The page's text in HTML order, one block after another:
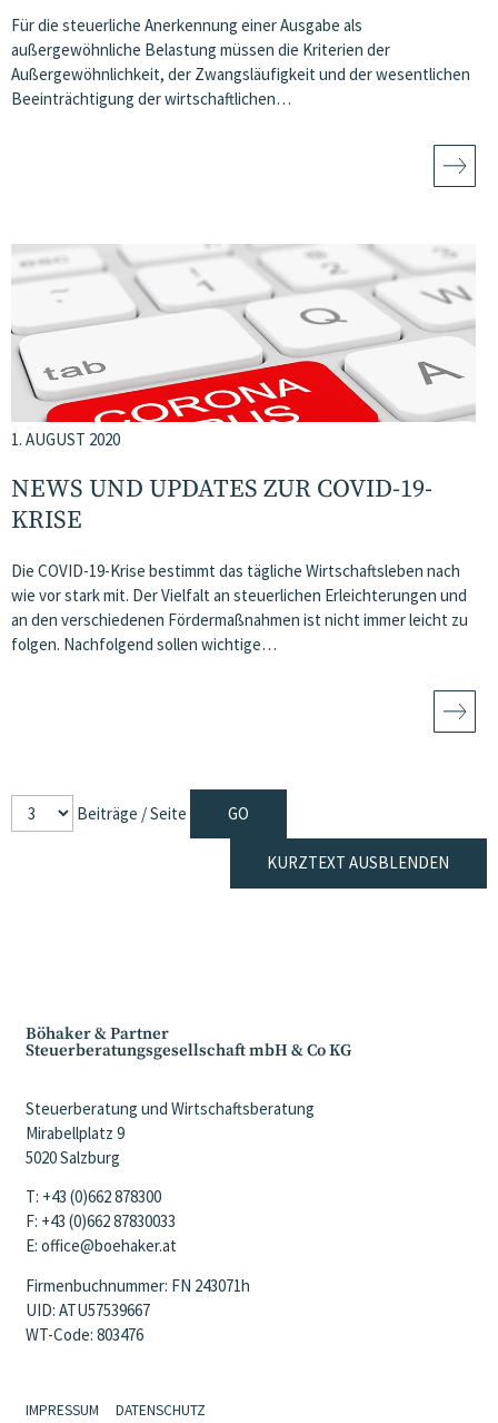
Für die steuerliche Anerkennung einer Ausgabe als
außergewöhnliche Belastung müssen die Kriterien der
Außergewöhnlichkeit, der Zwangsläufigkeit und der wesentlichen
Beeinträchtigung der wirtschaftlichen…
1. AUGUST 2020
NEWS UND UPDATES ZUR COVID-19-
KRISE
Die COVID-19-Krise bestimmt das tägliche Wirtschaftsleben nach
wie vor stark mit. Der Vielfalt an steuerlichen Erleichterungen und
an den verschiedenen Fördermaßnahmen ist nicht immer leicht zu
folgen. Nachfolgend sollen wichtige…
Beiträge / Seite
KURZTEXT AUSBLENDEN
Böhaker & Partner
Steuerberatungsgesellschaft mbH & Co KG
Steuerberatung und Wirtschaftsberatung
Mirabellplatz 9
5020 Salzburg
T: +43 (0)662 878300
F: +43 (0)662 87830033
E: office@boehaker.at
Firmenbuchnummer: FN 243071h
UID: ATU57539667
WT-Code: 803476
IMPRESSUM DATENSCHUTZ